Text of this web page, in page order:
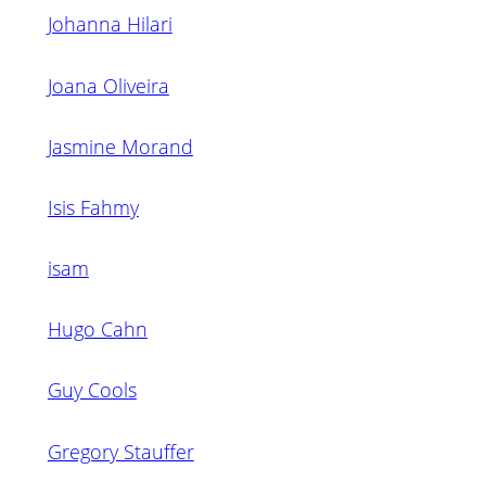
Johanna Hilari
Joana Oliveira
Jasmine Morand
Isis Fahmy
isam
Hugo Cahn
Guy Cools
Gregory Stauffer